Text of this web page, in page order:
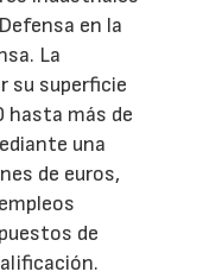
en la
La
su superficie
hasta más de
una
de euros,
de